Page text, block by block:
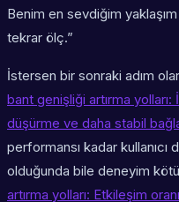
Benim en sevdiğim
tekrar ölç.”
İstersen bir sonraki adım
bant genişliği artırma yolları:
düşürme ve daha stabil
performansı kadar
olduğunda bile deneyim
artırma yolları: Etkileşim